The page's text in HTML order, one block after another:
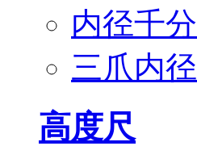
内径千
三爪内
高度尺